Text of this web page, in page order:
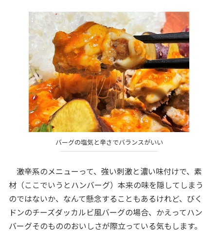
バーグの塩気と辛さでバランスがいい
激辛系のメニューって、強い刺激と濃い味付けで、素
材（ここでいうとハンバーグ）本来の味を隠してしまう
のではないか、なんて懸念することもあるけれど、びく
ドンのチーズダッカルビ風バーグの場合、かえってハン
バーグそのもののおいしさが際立っている気もします。